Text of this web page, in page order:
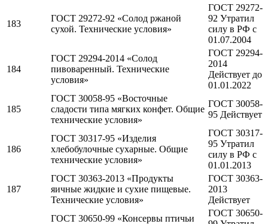
183
ГОСТ 29272-92 «Солод ржаной
сухой. Технические условия»
ГОСТ 29272-
92 Утратил
силу в РФ c
01.07.2004
184
ГОСТ 29294-2014 «Солод
пивоваренный. Технические
условия»
ГОСТ 29294-
2014
Действует до
01.01.2022
185
ГОСТ 30058-95 «Восточные
сладости типа мягких конфет. Общие
технические условия»
ГОСТ 30058-
95 Действует
186
ГОСТ 30317-95 «Изделия
хлебобулочные сухарные. Общие
технические условия»
ГОСТ 30317-
95 Утратил
силу в РФ c
01.01.2013
187
ГОСТ 30363-2013 «Продукты
яичные жидкие и сухие пищевые.
Технические условия»
ГОСТ 30363-
2013
Действует
ГОСТ 30650-99 «Консервы птичьи
ГОСТ 30650-